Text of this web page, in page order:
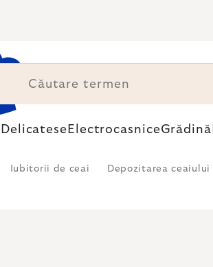
Delicatese ElectrocasniceGrădină
Iubitorii de ceai Depozitarea ceaiului